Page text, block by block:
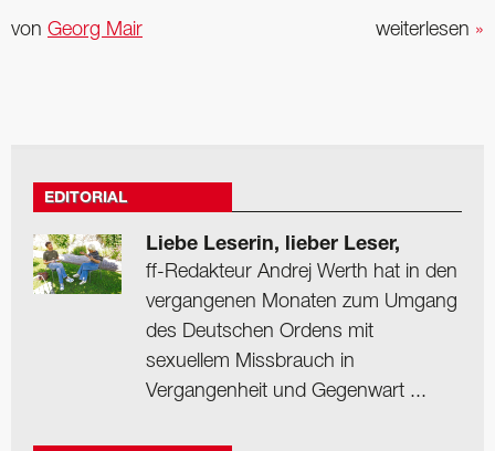
weiterlesen »
von Georg Mair
EDITORIAL
Liebe Leserin, lieber Leser,
ff-Redakteur Andrej Werth hat in den
vergangenen Monaten zum Umgang
des Deutschen Ordens mit
sexuellem Missbrauch in
Vergangenheit und Gegenwart ...